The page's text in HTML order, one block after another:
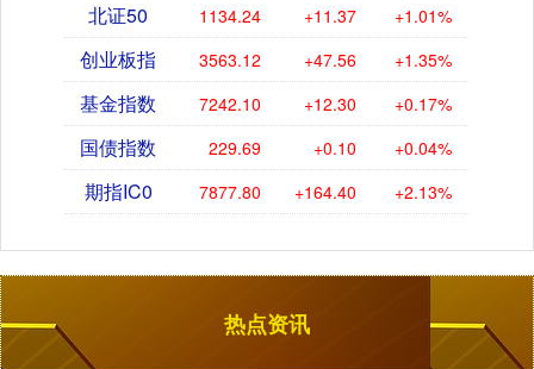
北证50 1134.24 +11.37 +1.01%
创业板指 3563.12 +47.56 +1.35%
基金指数 7242.10 +12.30 +0.17%
国债指数 229.69 +0.10 +0.04%
期指IC0 7877.80 +164.40 +2.13%
热点资讯